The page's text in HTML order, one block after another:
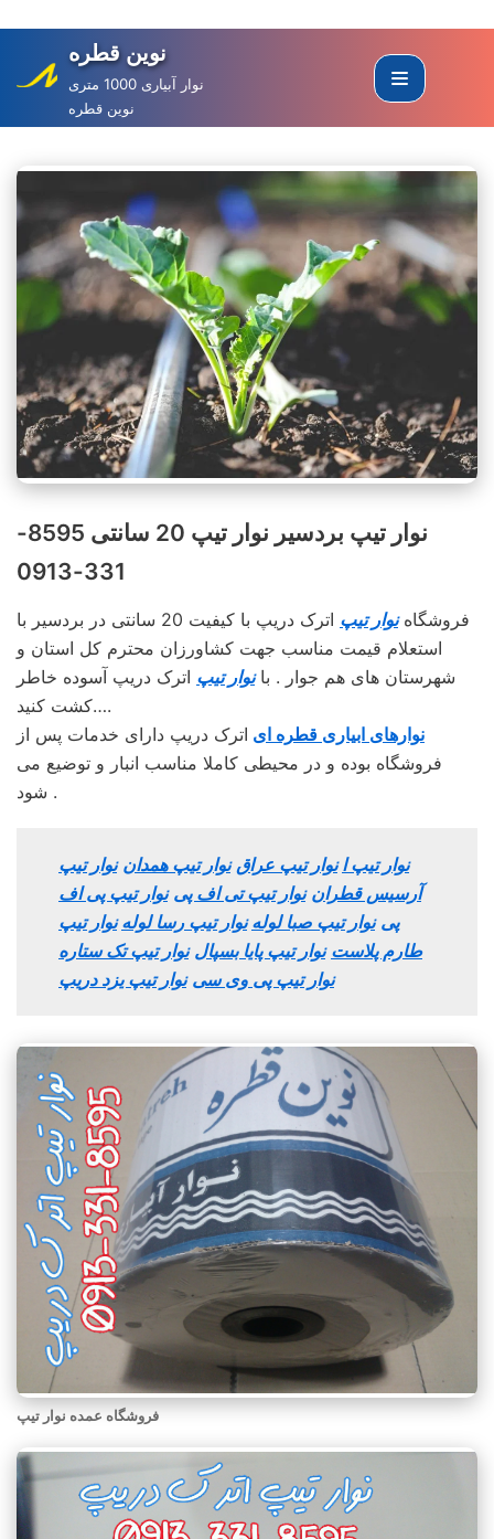
to
content
نوین قطره
نوار آبیاری 1000 متری
نوین قطره
نوار تیپ بردسیر نوار تیپ 20 سانتی 8595-
331-0913
فروشگاهنوار تیپ
اترک دریپ با کیفیت 20 سانتی در بردسیر با
استعلام قیمت مناسب جهت کشاورزان محترم کل استان و
شهرستان های هم جوار . بانوار تیپ اترک دریپ آسوده خاطر
کشت کنید….
نوارهای ابیاری قطره ای اترک دریپ دارای خدمات پس از
فروشگاه بوده و در محیطی کاملا مناسب انبار و توضیع می
شود .
نوار تیپ ا نوار تیپ عراق نوار تیپ همدان نوار تیپ
آرسیس قطران نوار تیپ تی اف پی نوار تیپ پی اف
پی نوار تیپ صبا لوله نوار تیپ رسا لوله نوار تیپ
طارم پلاست نوار تیپ پایا بسپال نوار تیپ تک ستاره
نوار تیپ پی وی سی نوار تیپ یزد دریپ
فروشگاه عمده نوار تیپ